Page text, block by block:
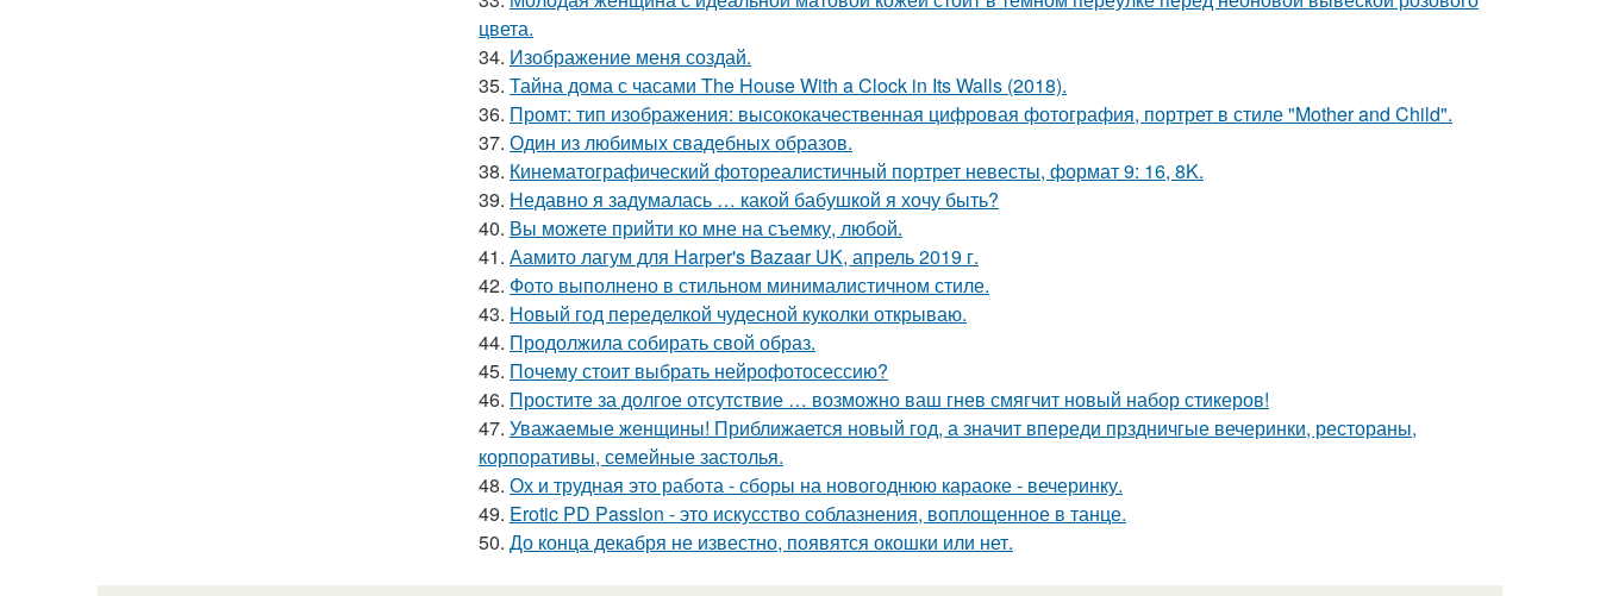
цвета.
34. Изображение меня создай.
35. Тайна дома с часами The House With a Clock in Its Walls (2018).
36. Промт: тип изображения: высококачественная цифровая фотография, портрет в стиле "Mother and Child".
37. Один из любимых свадебных образов.
38. Кинематографический фотореалистичный портрет невесты, формат 9: 16, 8K.
39. Недавно я задумалась … какой бабушкой я хочу быть?
40. Вы можете прийти ко мне на съемку, любой.
41. Аамито лагум для Harper's Bazaar UK, апрель 2019 г.
42. Фото выполнено в стильном минималистичном стиле.
43. Новый год переделкой чудесной куколки открываю.
44. Продолжила собирать свой образ.
45. Почему стоит выбрать нейрофотосессию?
46. Простите за долгое отсутствие … возможно ваш гнев смягчит новый набор стикеров!
47. Уважаемые женщины! Приближается новый год, а значит впереди прздничгые вечеринки, рестораны,
корпоративы, семейные застолья.
48. Ох и трудная это работа - сборы на новогоднюю караоке - вечеринку.
49. Erotic PD Passion - это искусство соблазнения, воплощенное в танце.
50. До конца декабря не известно, появятся окошки или нет.